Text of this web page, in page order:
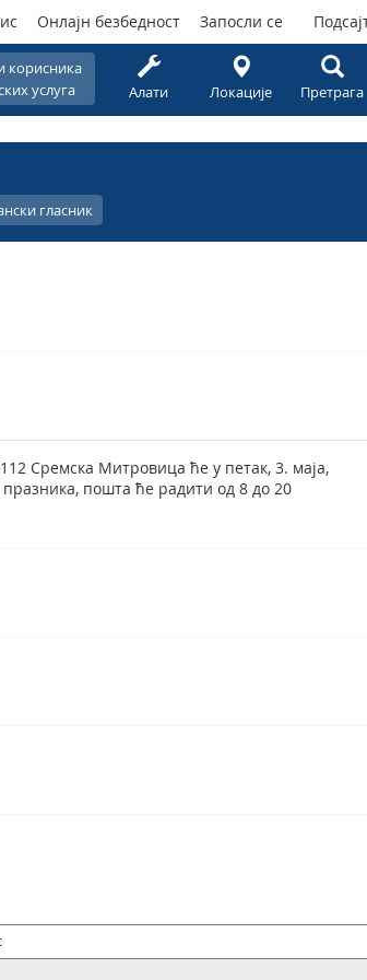
корисника
услуга
Алати Локације Претрага
Онлајн безбедност Запосли се
гласник
Сремска Митровица ће у петак, 3. маја,
пошта ће радити од 8 до 20